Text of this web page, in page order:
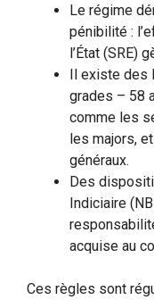
Le régime
pénibilité :
l’État (SRE)
Il existe des
grades – 58
comme les
les majors,
généraux.
Des
Indiciaire
acquise au
Ces règles sont